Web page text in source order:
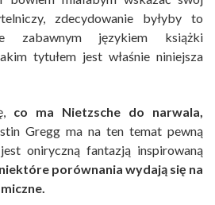
zdecydowanie byłyby to
zabawnym językiem książki
tytułem jest właśnie niniejsza
co ma Nietzsche do narwala,
Gregg ma na ten temat pewną
oniryczną fantazją inspirowaną
niektóre porównania wydają się na